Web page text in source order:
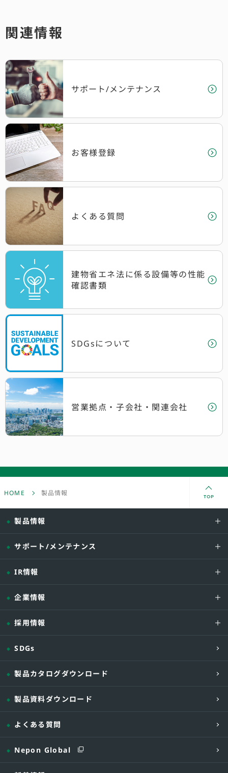
関連情報
サポート/メンテナンス
お客様登録
よくある質問
建物省エネ法に係る設備等の性能
確認書類
SDGsについて
営業拠点・子会社 ・関連会社
HOME 製品情報 TOP
製品情報
サポート/メンテナンス
IR情報
企業情報
採用情報
SDGs
製品カタログダウンロード
製品資料ダウンロード
よくある質問
Nepon Global